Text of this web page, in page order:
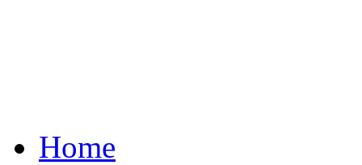
Home